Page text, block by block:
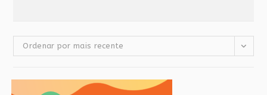
Ordenar por mais recente